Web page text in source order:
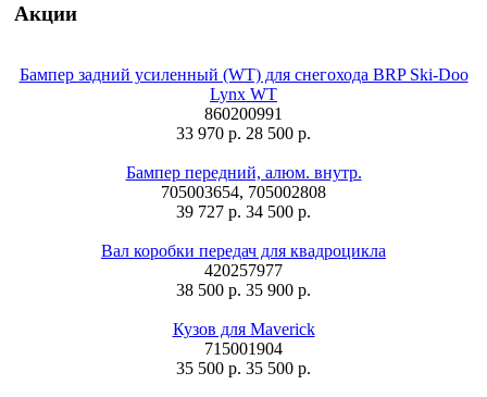
Акции
Бампер задний усиленный (WT) для снегохода BRP Ski-Doo
Lynx WT
860200991
33 970 р. 28 500 р.
Бампер передний, алюм. внутр.
705003654, 705002808
39 727 р. 34 500 р.
Вал коробки передач для квадроцикла
420257977
38 500 р. 35 900 р.
Кузов для Maverick
715001904
35 500 р. 35 500 р.